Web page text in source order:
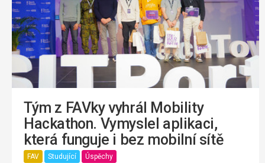
Tým z FAVky vyhrál Mobility
Hackathon. Vymyslel aplikaci,
která funguje i bez mobilní sítě
FAV Studující Úspěchy